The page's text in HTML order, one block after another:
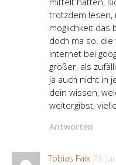
trotzdem lesen,
möglichkeit das
doch ma so.
internet bei
größer, als
ja auch nicht in
dein wissen,
weitergibst,
Antworten
Tobias Faix 23.